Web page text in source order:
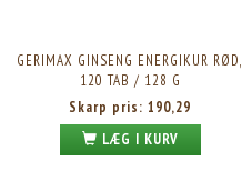
GERIMAX GINSENG ENERGIKUR RØD,
120 TAB / 128 G
Skarp pris: 190,29
LÆG I KURV